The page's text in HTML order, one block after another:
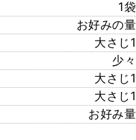
1袋
お好みの量
大さじ1
少々
大さじ1
大さじ1
お好み量